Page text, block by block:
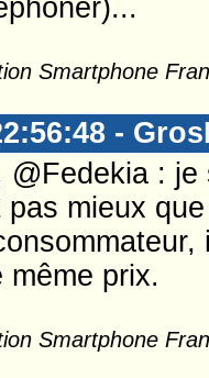
Smartphone
-
@Fedekia :
pas mieux
même prix.
Smartphone